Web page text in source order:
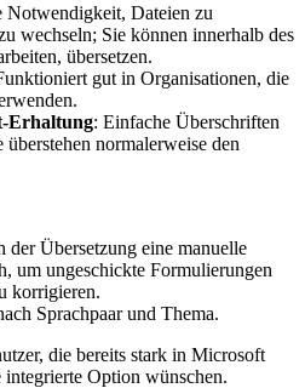
Notwendigkeit, Dateien zu
wechseln; Sie können innerhalb des
übersetzen.
gut in Organisationen, die
Erhaltung: Einfache Überschriften
normalerweise den
der Übersetzung eine manuelle
um ungeschickte Formulierungen
korrigieren.
Sprachpaar und Thema.
die bereits stark in Microsoft
Option wünschen.